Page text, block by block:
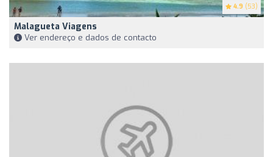
4.9 (53)
Malagueta Viagens
Ver endereço e dados de contacto